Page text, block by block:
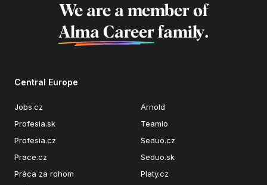
We are a member of
Alma Career family.
Central Europe
Jobs.cz
Profesia.sk
Profesia.cz
Prace.cz
Práca za rohom
Arnold
Teamio
Seduo.cz
Seduo.sk
Platy.cz